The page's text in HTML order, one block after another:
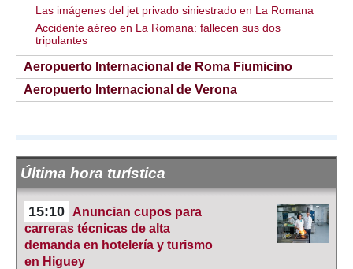
Las imágenes del jet privado siniestrado en La Romana
Accidente aéreo en La Romana: fallecen sus dos
tripulantes
Aeropuerto Internacional de Roma Fiumicino
Aeropuerto Internacional de Verona
Última hora turística
15:10
Anuncian cupos para
carreras técnicas de alta
demanda en hotelería y turismo
en Higuey